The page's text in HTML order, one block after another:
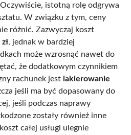
istotną rolę odgrywa
W związku z tym, ceny
różnić. Zazwyczaj koszt
, jednak w bardziej
może wzrosnąć nawet do
że dodatkowym czynnikiem
rachunek jest lakierowanie
jeśli ma być dopasowany do
jeśli podczas naprawy
zostały również inne
całej usługi ulegnie